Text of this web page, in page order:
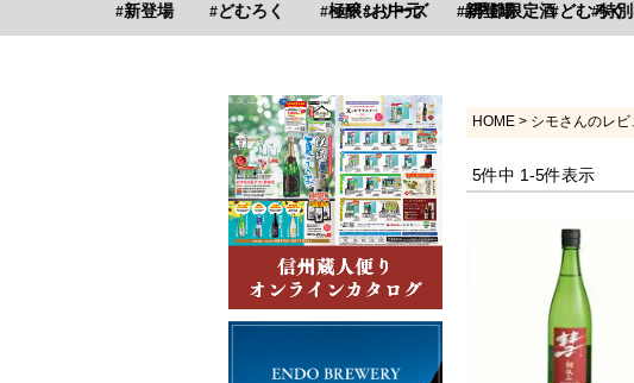
新登場 どむろく 極醸シリーズ 季節限定酒 特別
お中元 新登場 どむろく
HOME シモさんのレビ
5件中 1-5件表示